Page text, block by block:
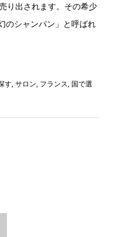
り出されます。その希少
のシャンパン」と呼ばれ
す,サロン, フランス, 国で選